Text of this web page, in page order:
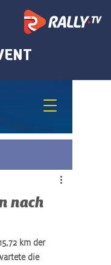
nach
km der
die